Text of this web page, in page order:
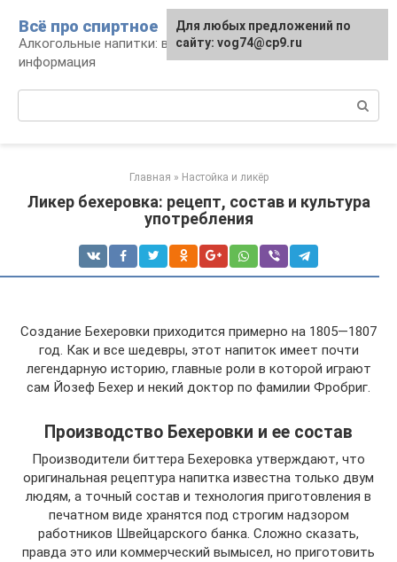
контенту
Всё про спиртное
Алкогольные напитки: виды, рецепты,
информация
Главная » Настойка и ликёр
Ликер бехеровка: рецепт, состав и культура
употребления
Создание Бехеровки приходится примерно на 1805—1807
год. Как и все шедевры, этот напиток имеет почти
легендарную историю, главные роли в которой играют
сам Йозеф Бехер и некий доктор по фамилии Фробриг.
Производство Бехеровки и ее состав
Производители биттера Бехеровка утверждают, что
оригинальная рецептура напитка известна только двум
людям, а точный состав и технология приготовления в
печатном виде хранятся под строгим надзором
работников Швейцарского банка. Сложно сказать,
правда это или коммерческий вымысел, но приготовить
Для любых предложений по
сайту: vog74@cp9.ru